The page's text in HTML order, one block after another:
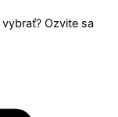
Ozvite sa